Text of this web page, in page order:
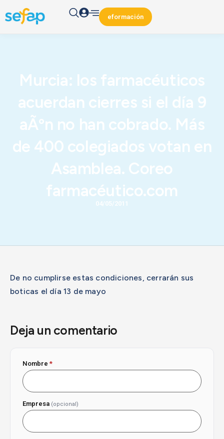
eformación
Murcia: los farmacéuticos
acuerdan cierres si el día 9
aÃºn no han cobrado. Más
de 400 colegiados votan en
Asamblea. Coreo
farmacéutico.com
04/05/2011
De no cumplirse estas condiciones, cerrarán sus
boticas el día 13 de mayo
Deja un comentario
Nombre*
Empresa (opcional)